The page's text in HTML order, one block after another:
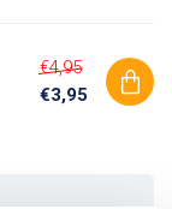
€4,95
€3,95